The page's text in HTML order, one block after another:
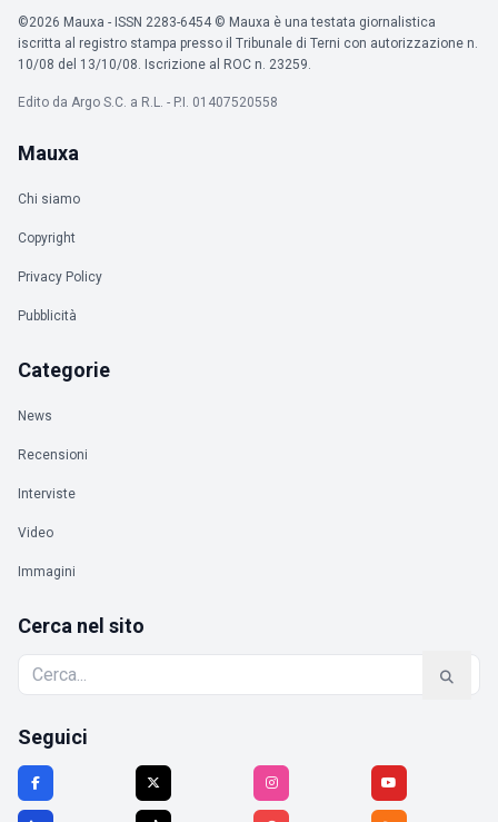
©2026 Mauxa - ISSN 2283-6454 © Mauxa è una testata giornalistica
iscritta al registro stampa presso il Tribunale di Terni con autorizzazione n.
10/08 del 13/10/08. Iscrizione al ROC n. 23259.
Edito da Argo S.C. a R.L. - P.I. 01407520558
Mauxa
Chi siamo
Copyright
Privacy Policy
Pubblicità
Categorie
News
Recensioni
Interviste
Video
Immagini
Cerca nel sito
Seguici